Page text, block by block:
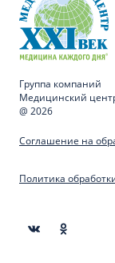
Группа компаний
Медицинский
@ 2026
Соглашение на
Политика